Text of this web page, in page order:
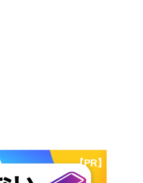
【PR】